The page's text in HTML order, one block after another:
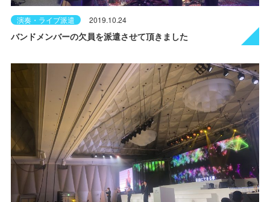
演奏・ライブ派遣 2019.10.24
バンドメンバーの欠員を派遣させて頂きました